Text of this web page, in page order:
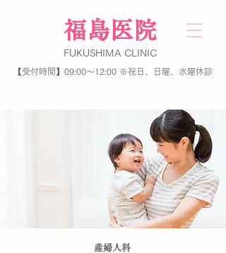
​福島医院
FUKUSHIMA CLINIC
【受付時間】09:00～12:00 ※祝日、日曜、水曜休診
産婦人科